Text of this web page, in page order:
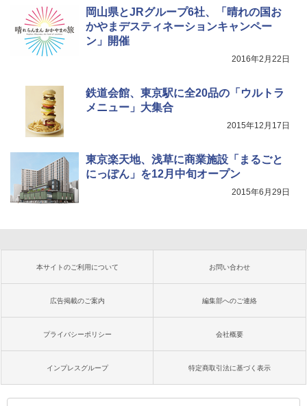
岡山県とJRグループ6社、「晴れの国お
かやまデスティネーションキャンペー
ン」開催
2016年2月22日
鉄道会館、東京駅に全20品の「ウルトラ
メニュー」大集合
2015年12月17日
東京楽天地、浅草に商業施設「まるごと
にっぽん」を12月中旬オープン
2015年6月29日
本サイトのご利用について お問い合わせ
広告掲載のご案内 編集部へのご連絡
プライバシーポリシー 会社概要
インプレスグループ 特定商取引法に基づく表示